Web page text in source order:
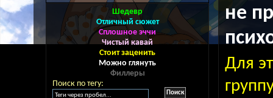
Шедевр
Отличный сюжет
Сплошное эччи
Чистый кавай
Стоит заценить
Можно глянуть
Филлеры
Поиск по тегу:
не
Для